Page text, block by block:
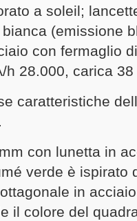
a soleil;
(emissione
con fermaglio
h 28.000, carica
caratteristiche
con lunetta in
verde è ispirato
in
il colore del